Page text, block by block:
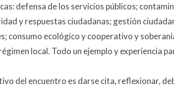
defensa de los servicios públicos;
y respuestas ciudadanas; gestión
consumo ecológico y cooperativo y
local. Todo un ejemplo y experiencia
del encuentro es darse cita, reflexionar,